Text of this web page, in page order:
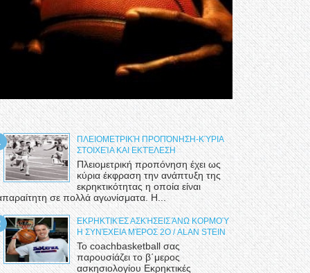
ΠΛΕΙΟΜΕΤΡΙΚΉ ΠΡΟΠΌΝΗΣΗ-ΚΎΡΙΑ
ΣΤΟΙΧΕΊΑ ΚΑΙ ΕΚΤΈΛΕΣΗ
Πλειομετρική προπόνηση έχει ως
κύρια έκφραση την ανάπτυξη της
εκρηκτικότητας η οποία είναι
σε πολλά αγωνίσματα. Η...
ΕΚΡΗΚΤΙΚΈΣ ΑΣΚΉΣΕΙΣ ΆΝΩ ΚΟΡΜΟΎ
Η ΣΥΝΈΧΕΙΑ ΜΈΡΟΣ 2Ο / ALAN STEIN
Το coachbasketball σας
παρουσίάζει το β΄μερος
ασκησιολογίου Εκρηκτικές